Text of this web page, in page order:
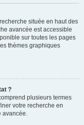
située en haut des
avancée est accessible
sur toutes les pages
thèmes graphiques
?
plusieurs termes
votre recherche en
avancée.